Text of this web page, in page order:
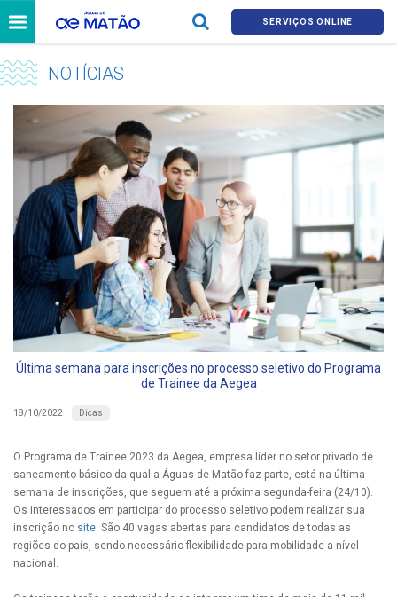
SERVIÇOS ONLINE
NOTÍCIAS
Última semana para inscrições no processo seletivo do Programa
de Trainee da Aegea
18/10/2022 Dicas
O Programa de Trainee 2023 da Aegea, empresa líder no setor privado de
saneamento básico da qual a Águas de Matão faz parte, está na última
semana de inscrições, que seguem até a próxima segunda-feira (24/10).
Os interessados em participar do processo seletivo podem realizar sua
inscrição no site . São 40 vagas abertas para candidatos de todas as
regiões do país, sendo necessário flexibilidade para mobilidade a nível
nacional.